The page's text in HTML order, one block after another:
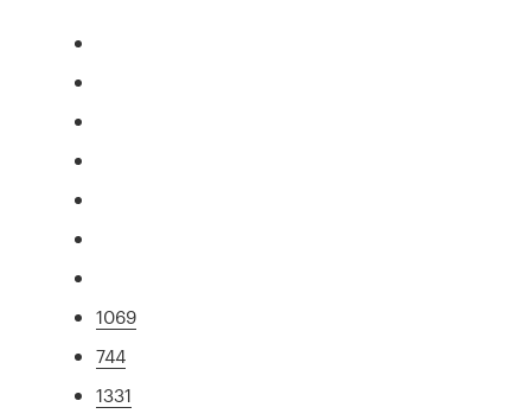
1069
744
1331